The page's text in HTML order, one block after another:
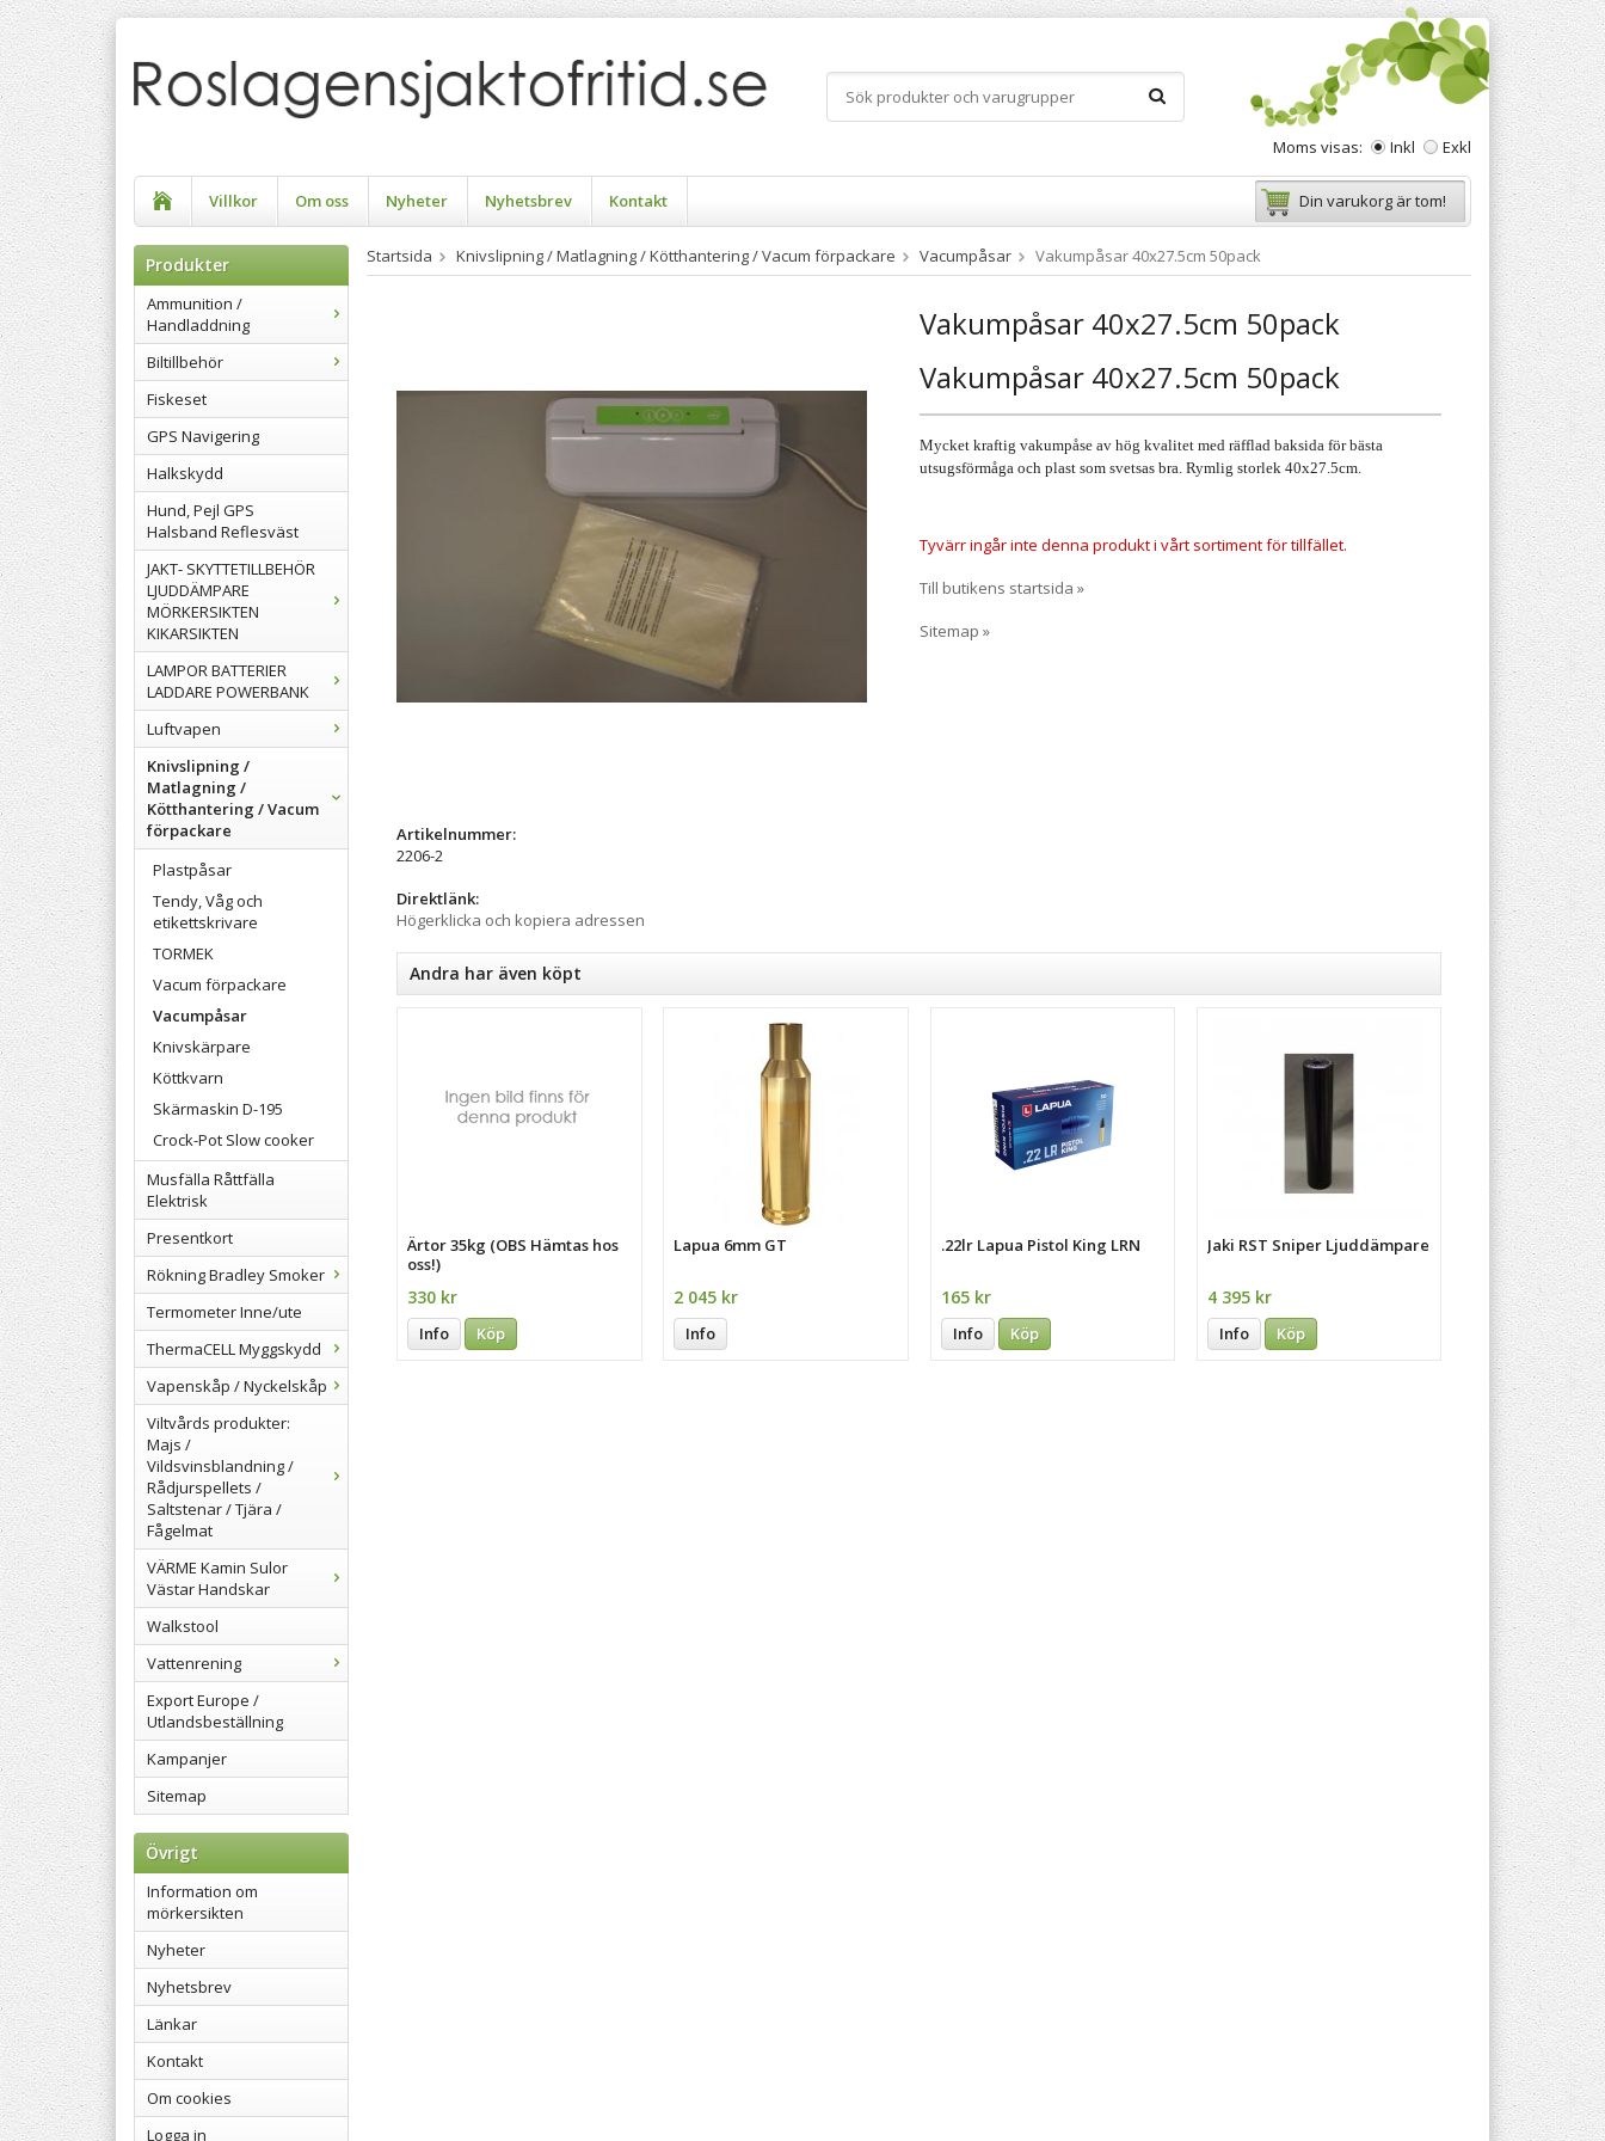
Moms visas: Inkl Exkl
Villkor Om oss Nyheter Nyhetsbrev Kontakt Din varukorg är tom!
Produkter
Ammunition /
Handladdning
Biltillbehör
Fiskeset
GPS Navigering
Halkskydd
Hund, Pejl GPS
Halsband Reflesväst
JAKT- SKYTTETILLBEHÖR
LJUDDÄMPARE
MÖRKERSIKTEN
KIKARSIKTEN
LAMPOR BATTERIER
LADDARE POWERBANK
Luftvapen
Knivslipning /
Matlagning /
Kötthantering / Vacum
förpackare
Plastpåsar
Tendy, Våg och
etikettskrivare
TORMEK
Vacum förpackare
Vacumpåsar
Knivskärpare
Köttkvarn
Skärmaskin D-195
Crock-Pot Slow cooker
Musfälla Råttfälla
Elektrisk
Presentkort
Rökning Bradley Smoker
Termometer Inne/ute
ThermaCELL Myggskydd
Vapenskåp / Nyckelskåp
Viltvårds produkter:
Majs /
Vildsvinsblandning /
Rådjurspellets /
Saltstenar / Tjära /
Fågelmat
VÄRME Kamin Sulor
Västar Handskar
Walkstool
Vattenrening
Export Europe /
Utlandsbeställning
Kampanjer
Sitemap
Övrigt
Information om
mörkersikten
Nyheter
Nyhetsbrev
Länkar
Kontakt
Om cookies
Logga in
Startsida Knivslipning / Matlagning / Kötthantering / Vacum förpackare Vacumpåsar Vakumpåsar 40x27.5cm 50pack
Vakumpåsar 40x27.5cm 50pack
Vakumpåsar 40x27.5cm 50pack
Mycket kraftig vakumpåse av hög kvalitet med räfflad baksida för bästa
utsugsförmåga och plast som svetsas bra. Rymlig storlek 40x27.5cm.
Tyvärr ingår inte denna produkt i vårt sortiment för tillfället.
Till butikens startsida »
Sitemap »
Artikelnummer:
2206-2
Direktlänk:
Högerklicka och kopiera adressen
Andra har även köpt
Ärtor 35kg (OBS Hämtas hos
oss!)
330 kr
Info Köp
Lapua 6mm GT
2 045 kr
Info
.22lr Lapua Pistol King LRN
165 kr
Info Köp
Jaki RST Sniper Ljuddämpare
4 395 kr
Info Köp